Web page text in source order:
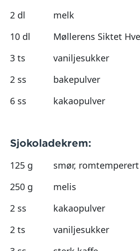
2 dl
melk
10 dl
Møllerens Siktet
3 ts
vaniljesukker
2 ss
bakepulver
6 ss
kakaopulver
Sjokoladekrem:
125 g
smør, romtemperert
250 g
melis
2 ss
kakaopulver
2 ts
vaniljesukker